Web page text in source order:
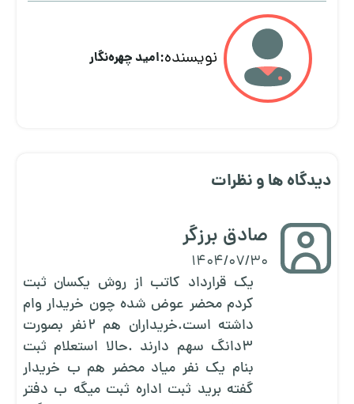
نویسنده:امید چهره‌نگار
دیدگاه ها و نظرات
صادق برزگر
1404/07/30
یک قرارداد کاتب از روش یکسان ثبت
کردم محضر عوض شده چون خریدار وام
داشته است.خریداران هم ۲نفر بصورت
۳دانگ سهم دارند .حالا استعلام ثبت
بنام یک نفر میاد محضر هم ب خریدار
گفته برید ثبت اداره ثبت میگه ب دفتر